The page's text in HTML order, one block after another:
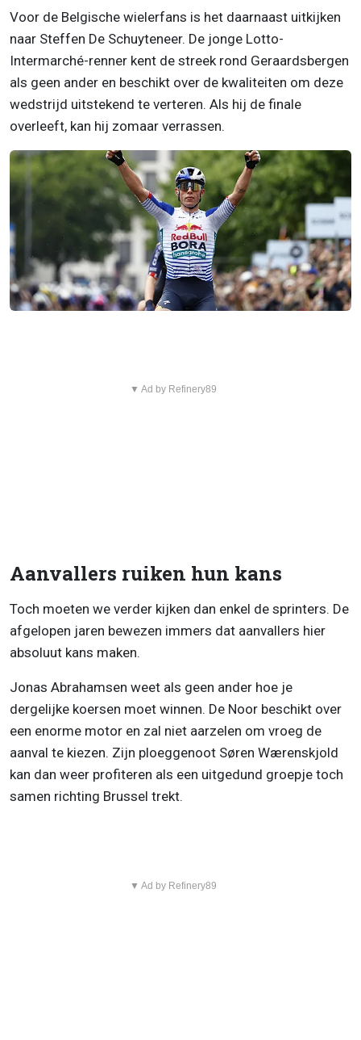
Voor de Belgische wielerfans is het daarnaast uitkijken
naar Steffen De Schuyteneer. De jonge Lotto-
Intermarché-renner kent de streek rond Geraardsbergen
als geen ander en beschikt over de kwaliteiten om deze
wedstrijd uitstekend te verteren. Als hij de finale
overleeft, kan hij zomaar verrassen.
▼ Ad by Refinery89
Aanvallers ruiken hun kans
Toch moeten we verder kijken dan enkel de sprinters. De
afgelopen jaren bewezen immers dat aanvallers hier
absoluut kans maken.
Jonas Abrahamsen weet als geen ander hoe je
dergelijke koersen moet winnen. De Noor beschikt over
een enorme motor en zal niet aarzelen om vroeg de
aanval te kiezen. Zijn ploeggenoot Søren Wærenskjold
kan dan weer profiteren als een uitgedund groepje toch
samen richting Brussel trekt.
▼ Ad by Refinery89